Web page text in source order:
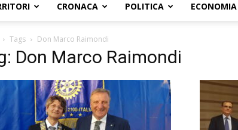
CRONACA POLITICA ECONOMIA
Tags Don Marco Raimondi
Don Marco Raimondi